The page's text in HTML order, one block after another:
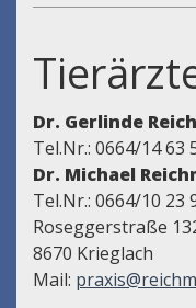
Dr. Gerlinde
Tel.Nr.: 0664/14 63
Dr. Michael
Tel.Nr.: 0664/10 23
Roseggerstraße
8670 Krieglach
Mail: